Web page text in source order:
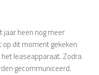
jaar heen nog meer
dit moment gekeken
leaseapparaat. Zodra
gecommuniceerd.